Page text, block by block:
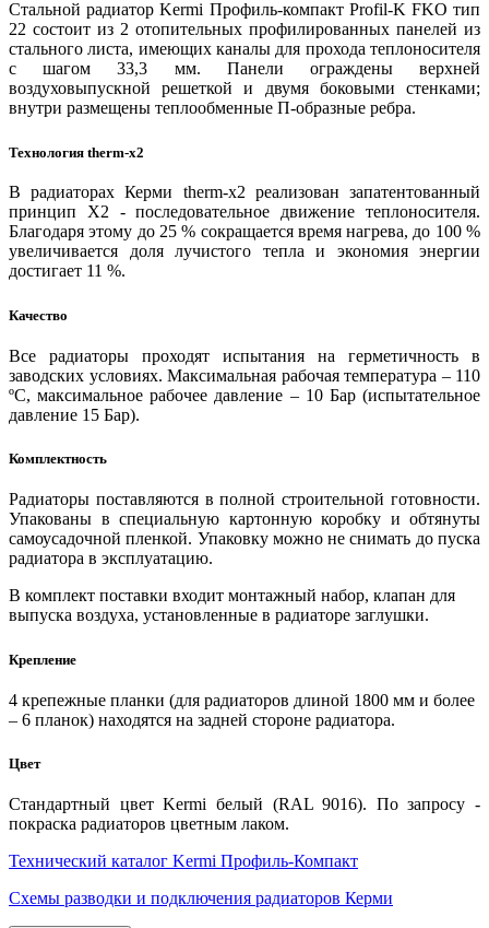
Стальной радиатор Kermi Профиль-компакт Profil-K FKO тип
22 состоит из 2 отопительных профилированных панелей из
стального листа, имеющих каналы для прохода теплоносителя
с шагом 33,3 мм. Панели ограждены верхней
воздуховыпускной решеткой и двумя боковыми стенками;
внутри размещены теплообменные П-образные ребра.
Технология therm-x2
В радиаторах Керми therm-x2 реализован запатентованный
принцип Х2 - последовательное движение теплоносителя.
Благодаря этому до 25 % сокращается время нагрева, до 100 %
увеличивается доля лучистого тепла и экономия энергии
достигает 11 %.
Качество
Все радиаторы проходят испытания на герметичность в
заводских условиях. Максимальная рабочая температура – 110
ºС, максимальное рабочее давление – 10 Бар (испытательное
давление 15 Бар).
Комплектность
Радиаторы поставляются в полной строительной готовности.
Упакованы в специальную картонную коробку и обтянуты
самоусадочной пленкой. Упаковку можно не снимать до пуска
радиатора в эксплуатацию.
В комплект поставки входит монтажный набор, клапан для
выпуска воздуха, установленные в радиаторе заглушки.
Крепление
4 крепежные планки (для радиаторов длиной 1800 мм и более
– 6 планок) находятся на задней стороне радиатора.
Цвет
Стандартный цвет Kermi белый (RAL 9016). По запросу -
покраска радиаторов цветным лаком.
Технический каталог Kermi Профиль-Компакт
Схемы разводки и подключения радиаторов Керми